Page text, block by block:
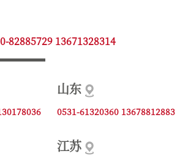
82885729 13671328314
山东
0531-61320360 13678812883
江苏